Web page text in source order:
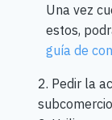
Una vez
estos,
guía de
2. Pedir la